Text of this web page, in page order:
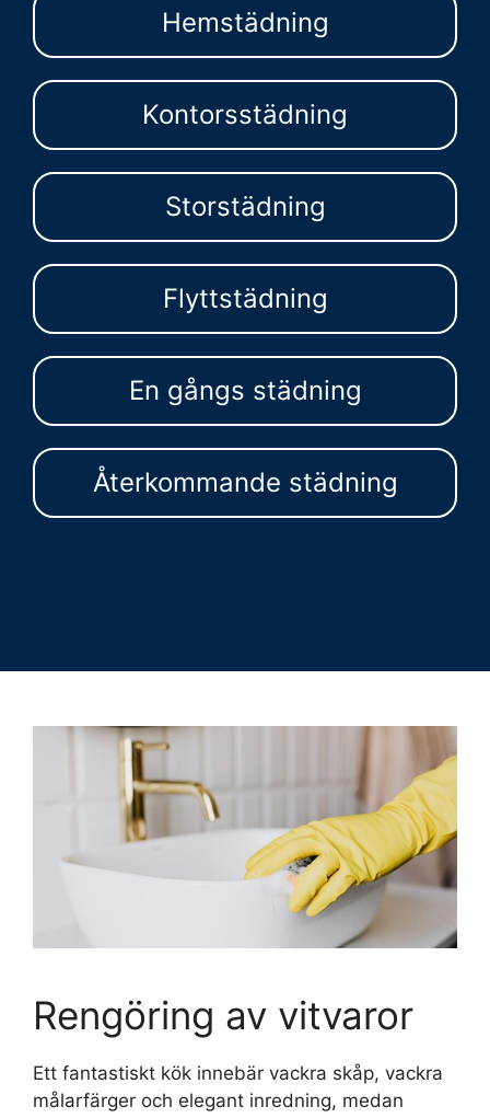
Hemstädning
Kontorsstädning
Storstädning
Flyttstädning
En gångs städning
Återkommande städning
Rengöring av vitvaror
Ett fantastiskt kök innebär vackra skåp, vackra
målarfärger och elegant inredning, medan